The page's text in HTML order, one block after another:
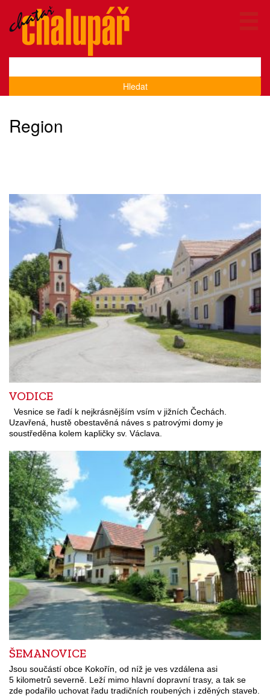
Hledat
Region
VODICE
Vesnice se řadí k nejkrásnějším vsím v jižních Čechách.
Uzavřená, hustě obestavěná náves s patrovými domy je
soustředěna kolem kapličky sv. Václava.
ŠEMANOVICE
Jsou součástí obce Kokořín, od níž je ves vzdálena asi
5 kilometrů severně. Leží mimo hlavní dopravní trasy, a tak se
zde podařilo uchovat řadu tradičních roubených i zděných staveb.